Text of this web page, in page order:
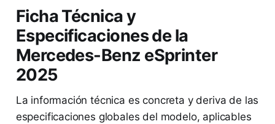
Ficha Técnica y
Especificaciones de la
Mercedes-Benz eSprinter
2025
La información técnica es concreta y deriva de las
especificaciones globales del modelo, aplicables